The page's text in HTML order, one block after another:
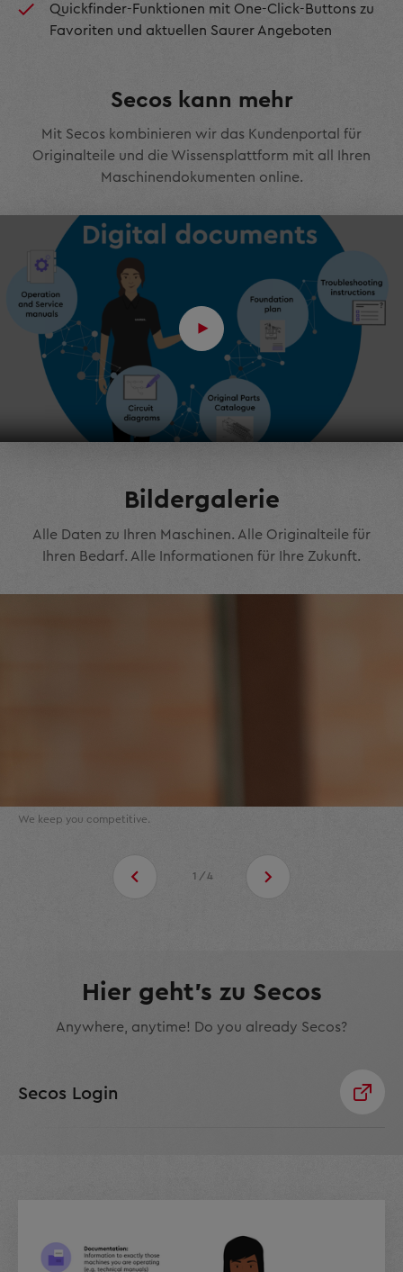
Quickfinder-Funktionen mit One-Click-Buttons zu
Favoriten und aktuellen Saurer Angeboten
Secos kann mehr
Mit Secos kombinieren wir das Kundenportal für
Originalteile und die Wissensplattform mit all Ihren
Maschinendokumenten online.
Bildergalerie
Alle Daten zu Ihren Maschinen. Alle Originalteile für
Ihren Bedarf. Alle Informationen für Ihre Zukunft.
We keep you competitive.
1/4
Hier geht's zu Secos
Anywhere, anytime! Do you already Secos?
Secos Login